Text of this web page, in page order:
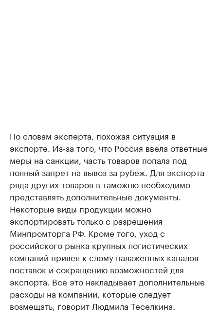
По словам эксперта, похожая ситуация в
экспорте. Из-за того, что Россия ввела ответные
меры на санкции, часть товаров попала под
полный запрет на вывоз за рубеж. Для экспорта
ряда других товаров в таможню необходимо
представлять дополнительные документы.
Некоторые виды продукции можно
экспортировать только с разрешения
Минпромторга РФ. Кроме того, уход с
российского рынка крупных логистических
компаний привел к слому налаженных каналов
поставок и сокращению возможностей для
экспорта. Все это накладывает дополнительные
расходы на компании, которые следует
возмещать, говорит Людмила Теселкина.